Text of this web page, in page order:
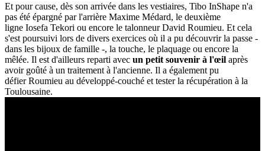
Et pour cause, dès son arrivée dans les vestiaires, Tibo InShape n'a
pas été épargné par l'arrière Maxime Médard, le deuxième
ligne Iosefa Tekori ou encore le talonneur David Roumieu. Et cela
s'est poursuivi lors de divers exercices où il a pu découvrir la passe -
dans les bijoux de famille -, la touche, le plaquage ou encore la
mêlée. Il est d'ailleurs reparti avec un petit souvenir à l'œil après
avoir goûté à un traitement à l'ancienne. Il a également pu
défier Roumieu au développé-couché et tester la récupération à la
Toulousaine.